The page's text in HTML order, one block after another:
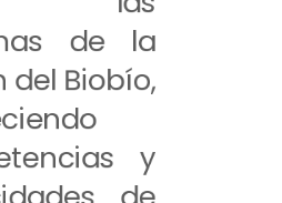
de la
del Biobío,
y